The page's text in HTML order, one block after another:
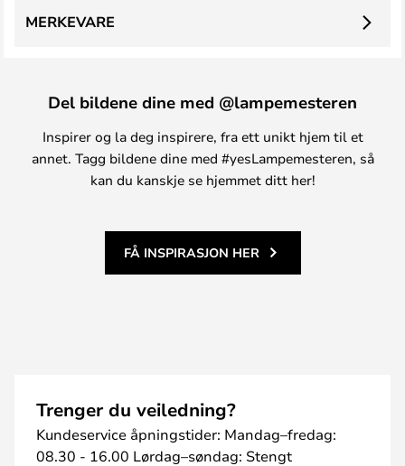
MERKEVARE
Del bildene dine med @lampemesteren
Inspirer og la deg inspirere, fra ett unikt hjem til et
annet. Tagg bildene dine med #yesLampemesteren, så
kan du kanskje se hjemmet ditt her!
FÅ INSPIRASJON HER
Trenger du veiledning?
Kundeservice åpningstider: Mandag–fredag:
08.30 - 16.00 Lørdag–søndag: Stengt